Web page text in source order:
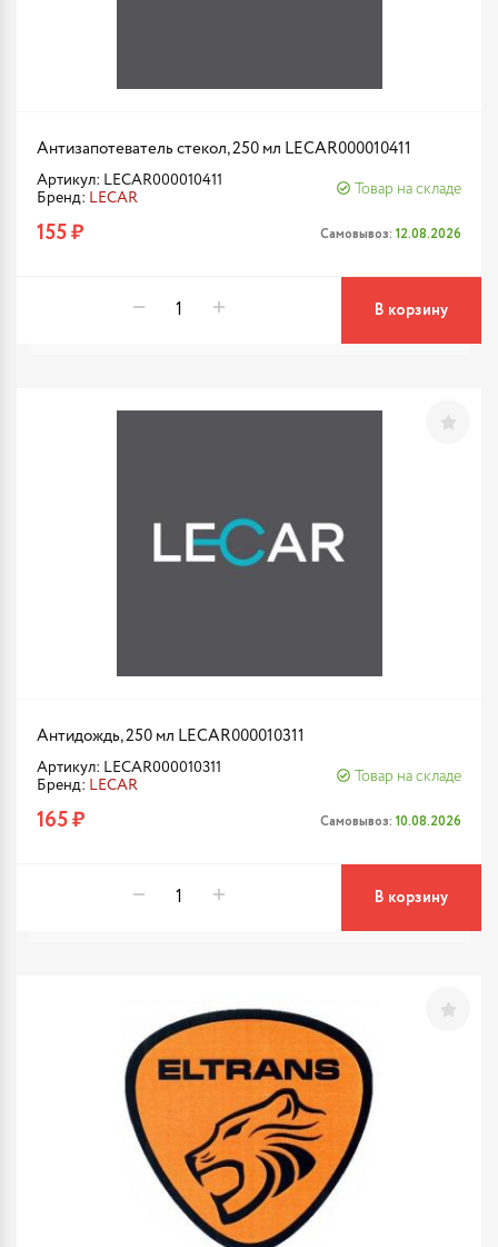
Антизапотеватель стекол, 250 мл LECAR000010411
Артикул: LECAR000010411
Бренд: LECAR
Товар на складе
155 ₽ Самовывоз: 12.08.2026
В корзину
Антидождь, 250 мл LECAR000010311
Артикул: LECAR000010311
Бренд: LECAR
Товар на складе
165 ₽ Самовывоз: 10.08.2026
В корзину